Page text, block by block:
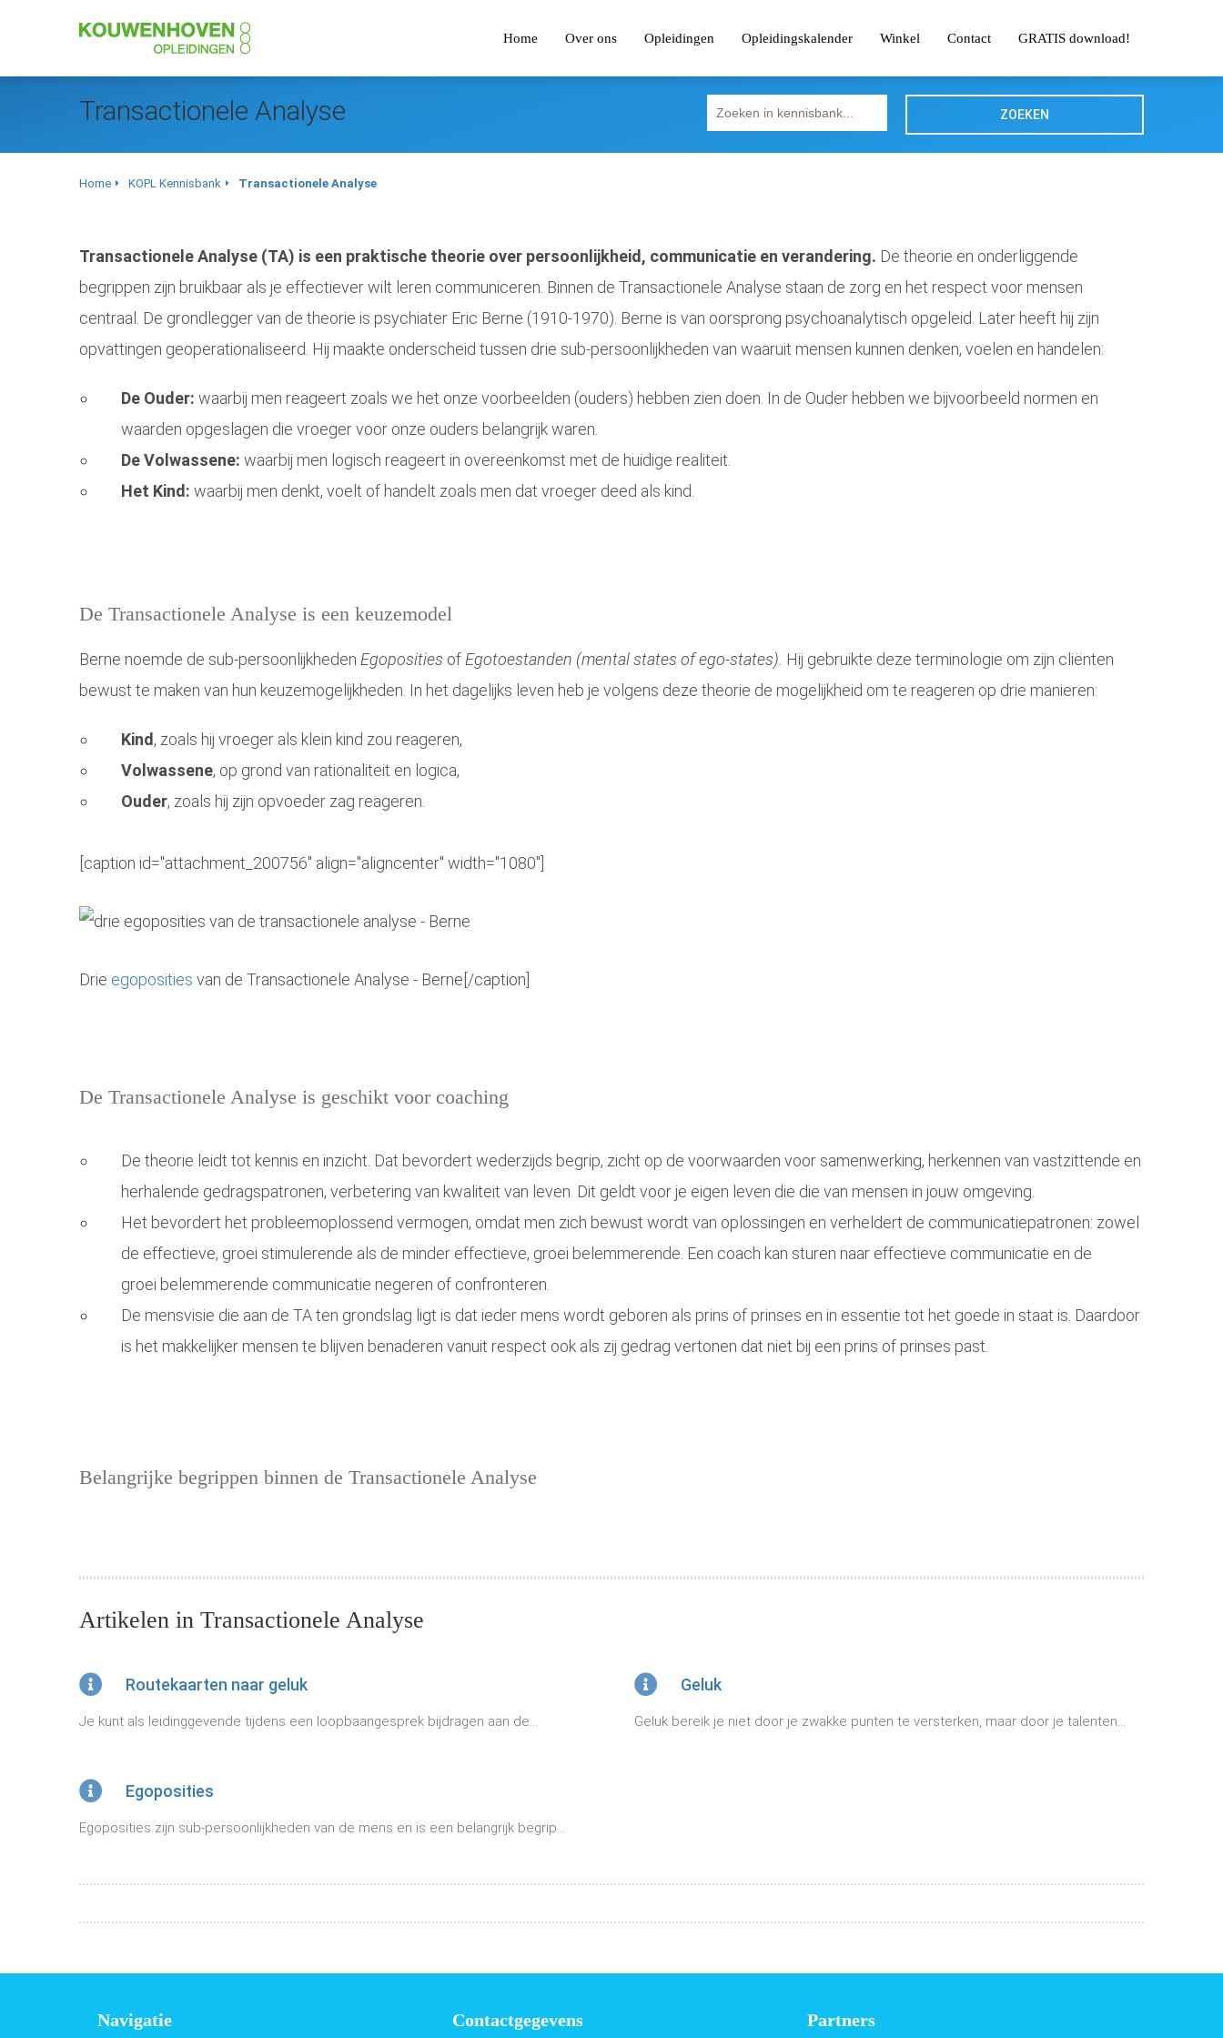
Home Over ons Opleidingen Opleidingskalender Winkel Contact GRATIS download!
Transactionele Analyse ZOEKEN
Home KOPL Kennisbank Transactionele Analyse
Transactionele Analyse (TA) is een praktische theorie over persoonlijkheid, communicatie en verandering. De theorie en onderliggende
begrippen zijn bruikbaar als je effectiever wilt leren communiceren. Binnen de Transactionele Analyse staan de zorg en het respect voor mensen
centraal. De grondlegger van de theorie is psychiater Eric Berne (1910-1970). Berne is van oorsprong psychoanalytisch opgeleid. Later heeft hij zijn
opvattingen geoperationaliseerd. Hij maakte onderscheid tussen drie sub-persoonlijkheden van waaruit mensen kunnen denken, voelen en handelen:
De Ouder: waarbij men reageert zoals we het onze voorbeelden (ouders) hebben zien doen. In de Ouder hebben we bijvoorbeeld normen en
waarden opgeslagen die vroeger voor onze ouders belangrijk waren.
De Volwassene: waarbij men logisch reageert in overeenkomst met de huidige realiteit.
Het Kind: waarbij men denkt, voelt of handelt zoals men dat vroeger deed als kind.
De Transactionele Analyse is een keuzemodel
Berne noemde de sub-persoonlijkheden Egoposities of Egotoestanden (mental states of ego-states). Hij gebruikte deze terminologie om zijn cliënten
bewust te maken van hun keuzemogelijkheden. In het dagelijks leven heb je volgens deze theorie de mogelijkheid om te reageren op drie manieren:
Kind , zoals hij vroeger als klein kind zou reageren,
Volwassene, op grond van rationaliteit en logica,
Ouder, zoals hij zijn opvoeder zag reageren.
[caption id="attachment_200756" align="aligncenter" width="1080"]
Drie egoposities van de Transactionele Analyse - Berne[/caption]
De Transactionele Analyse is geschikt voor coaching
De theorie leidt tot kennis en inzicht. Dat bevordert wederzijds begrip, zicht op de voorwaarden voor samenwerking, herkennen van vastzittende en
herhalende gedragspatronen, verbetering van kwaliteit van leven. Dit geldt voor je eigen leven die die van mensen in jouw omgeving.
Het bevordert het probleemoplossend vermogen, omdat men zich bewust wordt van oplossingen en verheldert de communicatiepatronen: zowel
de effectieve, groei stimulerende als de minder effectieve, groei belemmerende. Een coach kan sturen naar effectieve communicatie en de
groei belemmerende communicatie negeren of confronteren.
De mensvisie die aan de TA ten grondslag ligt is dat ieder mens wordt geboren als prins of prinses en in essentie tot het goede in staat is. Daardoor
is het makkelijker mensen te blijven benaderen vanuit respect ook als zij gedrag vertonen dat niet bij een prins of prinses past.
Belangrijke begrippen binnen de Transactionele Analyse
Artikelen in Transactionele Analyse
Routekaarten naar geluk
Je kunt als leidinggevende tijdens een loopbaangesprek bijdragen aan de...
Geluk
Geluk bereik je niet door je zwakke punten te versterken, maar door je talenten...
Egoposities
Egoposities zijn sub-persoonlijkheden van de mens en is een belangrijk begrip...
Navigatie Contactgegevens Partners